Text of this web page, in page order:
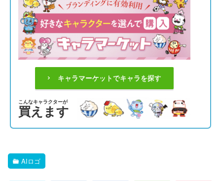
キャラマーケットでキャラを探す
こんなキャラクターが
買えます
AIロゴ